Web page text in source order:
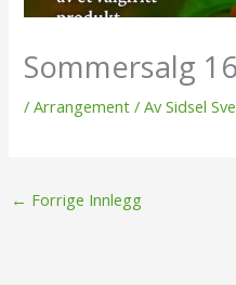
Sommersalg
/Arrangement / Av Sidsel
← Forrige Innlegg